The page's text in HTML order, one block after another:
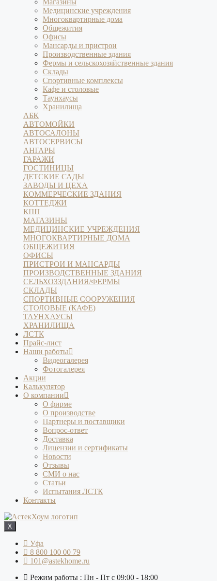
Магазины
Медицинские учреждения
Многоквартирные дома
Общежития
Офисы
Мансарды и пристрои
Производственные здания
Фермы и сельскохозяйственные здания
Склады
Спортивные комплексы
Кафе и столовые
Таунхаусы
Хранилища
АБК
АВТОМОЙКИ
АВТОСАЛОНЫ
АВТОСЕРВИСЫ
АНГАРЫ
ГАРАЖИ
ГОСТИНИЦЫ
ДЕТСКИЕ САДЫ
ЗАВОДЫ И ЦЕХА
КОММЕРЧЕСКИЕ ЗДАНИЯ
КОТТЕДЖИ
КПП
МАГАЗИНЫ
МЕДИЦИНСКИЕ УЧРЕЖДЕНИЯ
МНОГОКВАРТИРНЫЕ ДОМА
ОБЩЕЖИТИЯ
ОФИСЫ
ПРИСТРОИ И МАНСАРДЫ
ПРОИЗВОДСТВЕННЫЕ ЗДАНИЯ
СЕЛЬХОЗЗДАНИЯ/ФЕРМЫ
СКЛАДЫ
СПОРТИВНЫЕ СООРУЖЕНИЯ
СТОЛОВЫЕ (КАФЕ)
ТАУНХАУСЫ
ХРАНИЛИЩА
ЛСТК
Прайс-лист
Наши работы
Видеогалерея
Фотогалерея
Акции
Калькулятор
О компании
О фирме
О производстве
Партнеры и поставщики
Вопрос-ответ
Доставка
Лицензии и сертификаты
Новости
Отзывы
СМИ о нас
Статьи
Испытания ЛСТК
Контакты
X
Уфа
8 800 100 00 79
101@astekhome.ru
Режим работы : Пн - Пт с 09:00 - 18:00